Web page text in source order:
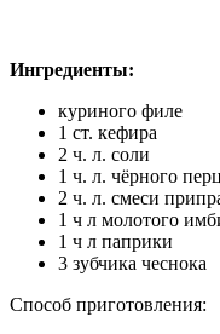
Ингредиенты:
куриного филе
1 ст. кефира
2 ч. л. соли
1 ч. л. чёрного
2 ч. л. смеси
1 ч л молотого
1 ч л паприки
3 зубчика чеснока
Способ приготовления: